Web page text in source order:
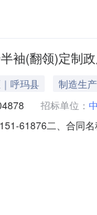
袖(翻领)定制
呼玛县
制造生产
招标单位：
61876二、合同
信息主要标的：序